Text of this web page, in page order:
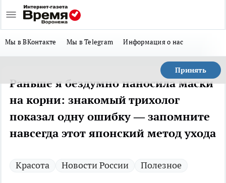
Мы в ВКонтакте Мы в Telegram Информация о нас
Принять
Раньше я бездумно наносила маски
на корни: знакомый трихолог
показал одну ошибку — запомните
навсегда этот японский метод ухода
Красота Новости России Полезное